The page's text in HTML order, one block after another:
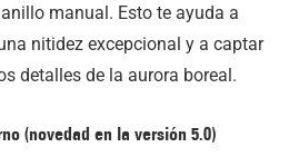
manual. Esto te ayuda a
nitidez excepcional y a captar
detalles de la aurora boreal.
(novedad en la versión 5.0)